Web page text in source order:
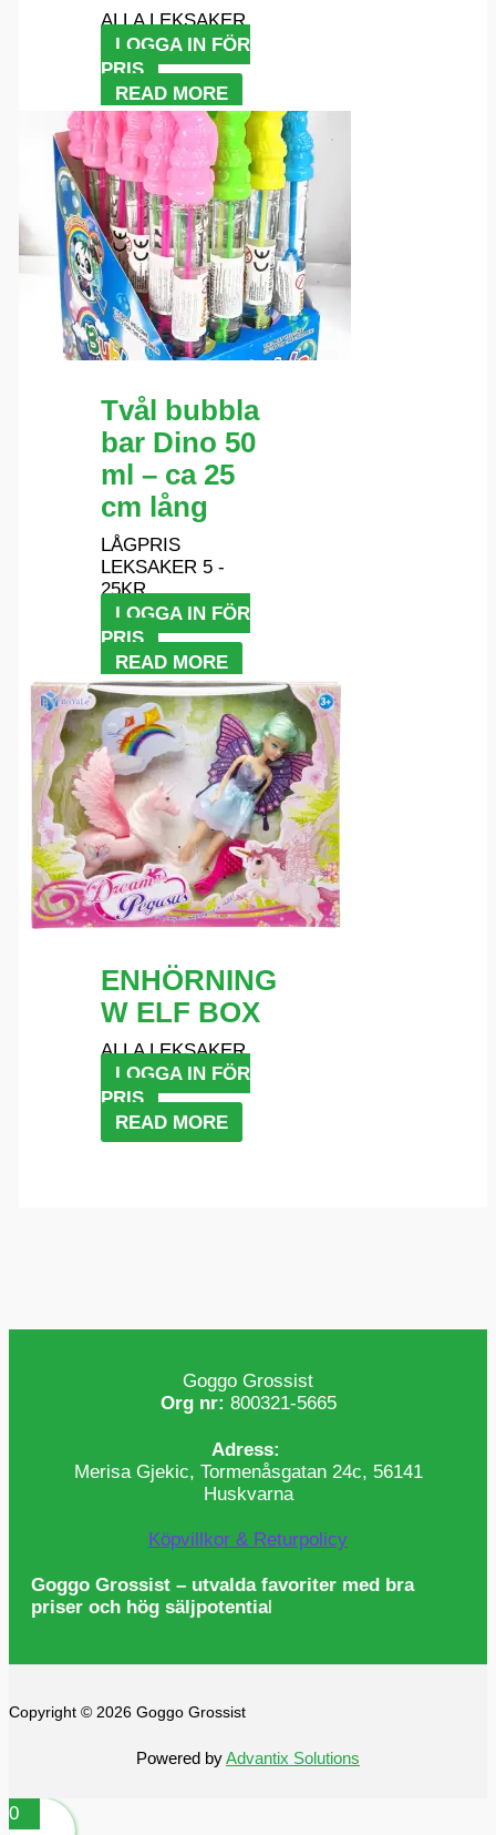
ALLA LEKSAKER
LOGGA IN FÖR
PRIS
READ MORE
Tvål bubbla
bar Dino 50
ml – ca 25
cm lång
LÅGPRIS
LEKSAKER 5 -
25KR
LOGGA IN FÖR
PRIS
READ MORE
ENHÖRNING
W ELF BOX
ALLA LEKSAKER
LOGGA IN FÖR
PRIS
READ MORE
Goggo Grossist
Org nr: 800321-5665
Adress:
Merisa Gjekic, Tormenåsgatan 24c, 56141
Huskvarna
Köpvillkor & Returpolicy
Goggo Grossist – utvalda favoriter med bra
priser och hög säljpotential
Copyright © 2026 Goggo Grossist
Powered byAdvantix Solutions
0